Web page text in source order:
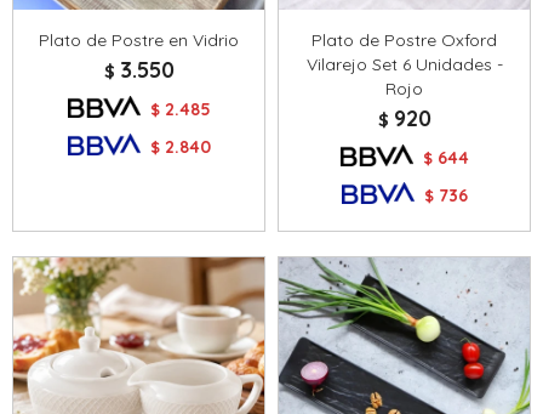
Plato de Postre en Vidrio
$ 3.550
$ 2.485
$ 2.840
Plato de Postre Oxford
Vilarejo Set 6 Unidades -
Rojo
$ 920
$ 644
$ 736